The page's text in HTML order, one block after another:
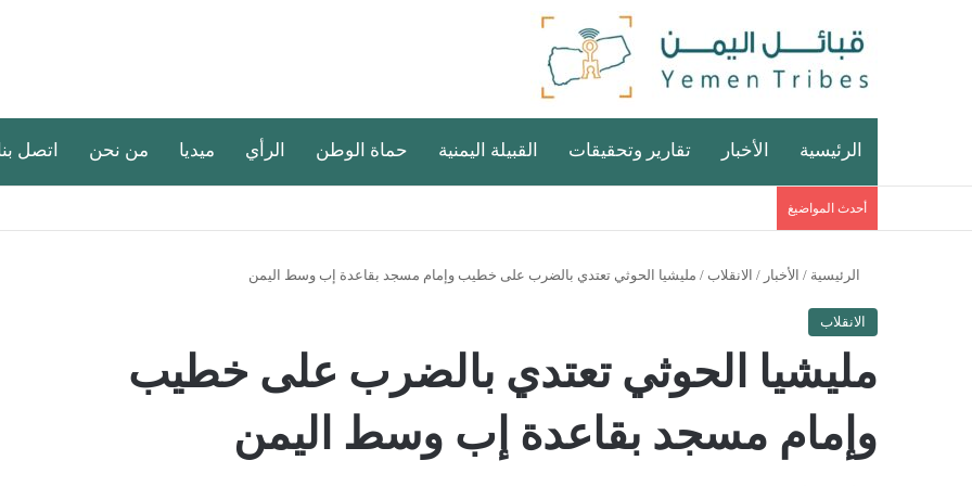
الرئيسية الأخبار تقارير وتحقيقات القبيلة اليمنية حماة الوطن الرأي ميديا من نحن اتصل
أحدث المواضيغ
الرئيسية / الأخبار / الانقلاب / مليشيا الحوثي تعتدي بالضرب على خطيب وإمام مسجد بقاعدة إب وسط اليمن
الانقلاب
مليشيا الحوثي تعتدي بالضرب على خطيب
وإمام مسجد بقاعدة إب وسط اليمن